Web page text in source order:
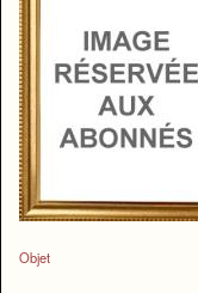
Objet